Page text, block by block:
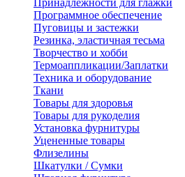
Принадлежности для глажки
Программное обеспечение
Пуговицы и застежки
Резинка, эластичная тесьма
Творчество и хобби
Термоаппликации/Заплатки
Техника и оборудование
Ткани
Товары для здоровья
Товары для рукоделия
Установка фурнитуры
Уцененные товары
Флизелины
Шкатулки / Сумки